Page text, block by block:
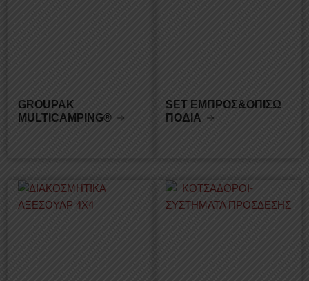
GROUPAK
MULTICAMPING®
SET ΕΜΠΡΟΣ&ΟΠΙΣΩ
ΠΟΔΙΑ